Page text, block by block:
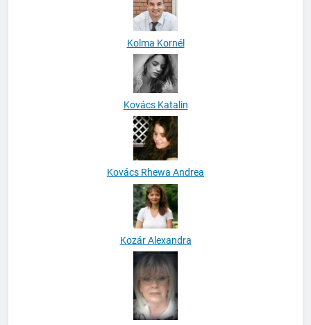
Kolma Kornél
Kovács Katalin
Kovács Rhewa Andrea
Kozár Alexandra